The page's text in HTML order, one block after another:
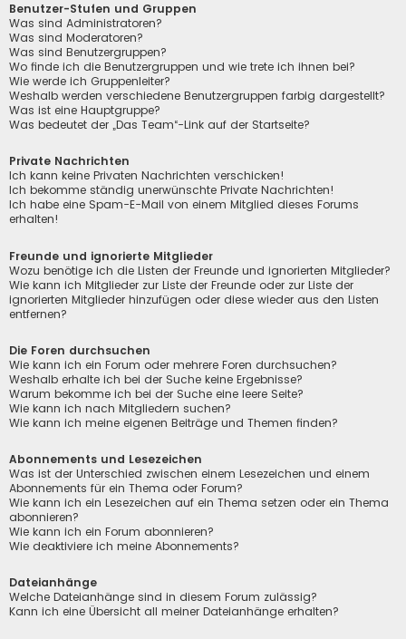
Benutzer-Stufen und Gruppen
Was sind Administratoren?
Was sind Moderatoren?
Was sind Benutzergruppen?
Wo finde ich die Benutzergruppen und wie trete ich ihnen bei?
Wie werde ich Gruppenleiter?
Weshalb werden verschiedene Benutzergruppen farbig dargestellt?
Was ist eine Hauptgruppe?
Was bedeutet der „Das Team“-Link auf der Startseite?
Private Nachrichten
Ich kann keine Privaten Nachrichten verschicken!
Ich bekomme ständig unerwünschte Private Nachrichten!
Ich habe eine Spam-E-Mail von einem Mitglied dieses Forums
erhalten!
Freunde und ignorierte Mitglieder
Wozu benötige ich die Listen der Freunde und ignorierten Mitglieder?
Wie kann ich Mitglieder zur Liste der Freunde oder zur Liste der
ignorierten Mitglieder hinzufügen oder diese wieder aus den Listen
entfernen?
Die Foren durchsuchen
Wie kann ich ein Forum oder mehrere Foren durchsuchen?
Weshalb erhalte ich bei der Suche keine Ergebnisse?
Warum bekomme ich bei der Suche eine leere Seite?
Wie kann ich nach Mitgliedern suchen?
Wie kann ich meine eigenen Beiträge und Themen finden?
Abonnements und Lesezeichen
Was ist der Unterschied zwischen einem Lesezeichen und einem
Abonnements für ein Thema oder Forum?
Wie kann ich ein Lesezeichen auf ein Thema setzen oder ein Thema
abonnieren?
Wie kann ich ein Forum abonnieren?
Wie deaktiviere ich meine Abonnements?
Dateianhänge
Welche Dateianhänge sind in diesem Forum zulässig?
Kann ich eine Übersicht all meiner Dateianhänge erhalten?